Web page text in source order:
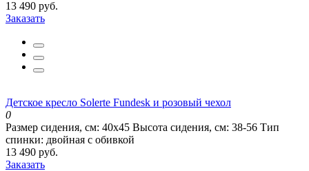
13 490 руб.
Заказать
Детское кресло Solerte Fundesk и розовый чехол
0
Размер сидения, см: 40х45 Высота сидения, см: 38-56 Тип
спинки: двойная с обивкой
13 490 руб.
Заказать